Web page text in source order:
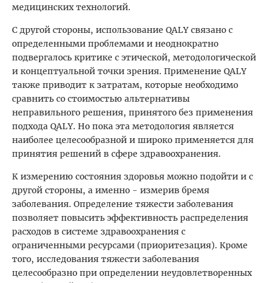
медицинских технологий.
С другой стороны, использование QALY связано с
определенными проблемами и неоднократно
подвергалось критике с этической, методологической
и концептуальной точки зрения. Применение QALY
также приводит к затратам, которые необходимо
сравнить со стоимостью альтернативы
неправильного решения, принятого без применения
подхода QALY. Но пока эта методология является
наиболее целесообразной и широко применяется для
принятия решений в сфере здравоохранения.
К измерению состояния здоровья можно подойти и с
другой стороны, а именно - измерив бремя
заболевания. Определение тяжести заболевания
позволяет повысить эффективность распределения
расходов в системе здравоохранения с
ограниченными ресурсами (приоритезация). Кроме
того, исследования тяжести заболевания
целесообразно при определении неудовлетворенных